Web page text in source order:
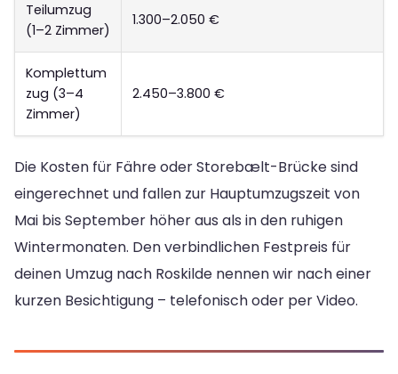
Teilumzug
(1–2 Zimmer)
1.300–2.050 €
Komplettum
zug (3–4
Zimmer)
2.450–3.800 €
Die Kosten für Fähre oder Storebælt-Brücke sind
eingerechnet und fallen zur Hauptumzugszeit von
Mai bis September höher aus als in den ruhigen
Wintermonaten. Den verbindlichen Festpreis für
deinen Umzug nach Roskilde nennen wir nach einer
kurzen Besichtigung – telefonisch oder per Video.